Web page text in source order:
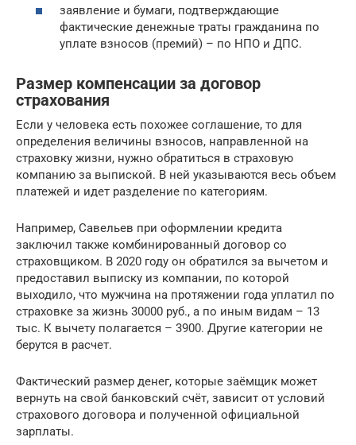
заявление и бумаги, подтверждающие
фактические денежные траты гражданина по
уплате взносов (премий) – по НПО и ДПС.
Размер компенсации за договор
страхования
Если у человека есть похожее соглашение, то для
определения величины взносов, направленной на
страховку жизни, нужно обратиться в страховую
компанию за выпиской. В ней указываются весь объем
платежей и идет разделение по категориям.
Например, Савельев при оформлении кредита
заключил также комбинированный договор со
страховщиком. В 2020 году он обратился за вычетом и
предоставил выписку из компании, по которой
выходило, что мужчина на протяжении года уплатил по
страховке за жизнь 30000 руб., а по иным видам – 13
тыс. К вычету полагается – 3900. Другие категории не
берутся в расчет.
Фактический размер денег, которые заёмщик может
вернуть на свой банковский счёт, зависит от условий
страхового договора и полученной официальной
зарплаты.